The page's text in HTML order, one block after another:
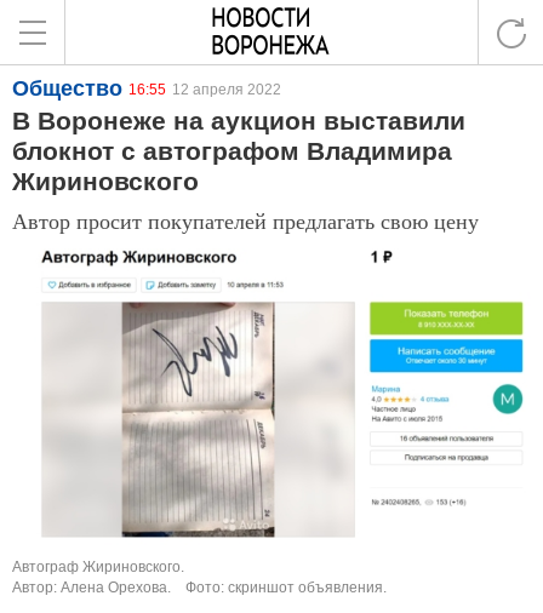
Общество 16:55 12 апреля 2022
В Воронеже на аукцион выставили
блокнот с автографом Владимира
Жириновского
Автор просит покупателей предлагать свою цену
Автограф Жириновского.
Автор: Алена Орехова.
Фото: скриншот объявления.